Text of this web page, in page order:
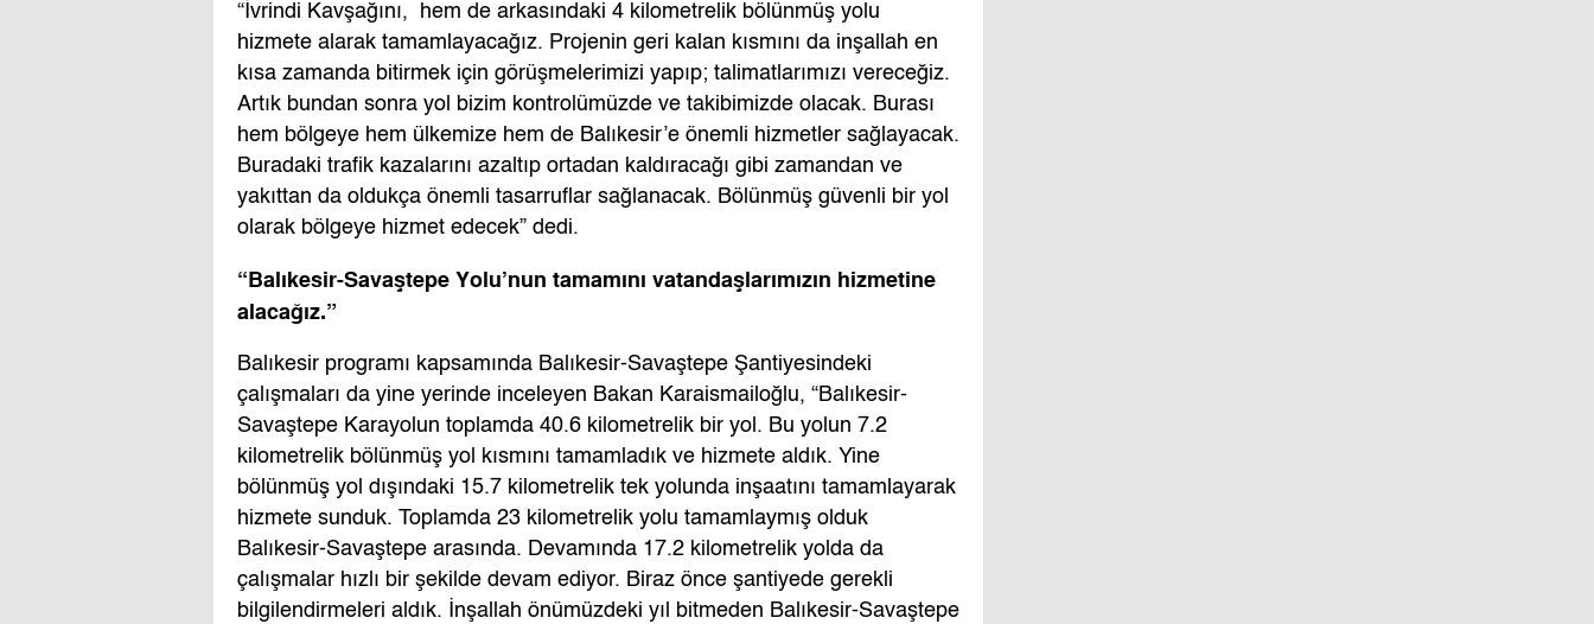
“İvrindi Kavşağını, hem de arkasındaki 4 kilometrelik bölünmüş yolu
hizmete alarak tamamlayacağız. Projenin geri kalan kısmını da inşallah en
kısa zamanda bitirmek için görüşmelerimizi yapıp; talimatlarımızı vereceğiz.
Artık bundan sonra yol bizim kontrolümüzde ve takibimizde olacak. Burası
hem bölgeye hem ülkemize hem de Balıkesir’e önemli hizmetler sağlayacak.
Buradaki trafik kazalarını azaltıp ortadan kaldıracağı gibi zamandan ve
yakıttan da oldukça önemli tasarruflar sağlanacak. Bölünmüş güvenli bir yol
olarak bölgeye hizmet edecek” dedi.
“Balıkesir-Savaştepe Yolu’nun tamamını vatandaşlarımızın hizmetine
alacağız.”
Balıkesir programı kapsamında Balıkesir-Savaştepe Şantiyesindeki
çalışmaları da yine yerinde inceleyen Bakan Karaismailoğlu, “Balıkesir-
Savaştepe Karayolun toplamda 40.6 kilometrelik bir yol. Bu yolun 7.2
kilometrelik bölünmüş yol kısmını tamamladık ve hizmete aldık. Yine
bölünmüş yol dışındaki 15.7 kilometrelik tek yolunda inşaatını tamamlayarak
hizmete sunduk. Toplamda 23 kilometrelik yolu tamamlaymış olduk
Balıkesir-Savaştepe arasında. Devamında 17.2 kilometrelik yolda da
çalışmalar hızlı bir şekilde devam ediyor. Biraz önce şantiyede gerekli
bilgilendirmeleri aldık. İnşallah önümüzdeki yıl bitmeden Balıkesir-Savaştepe